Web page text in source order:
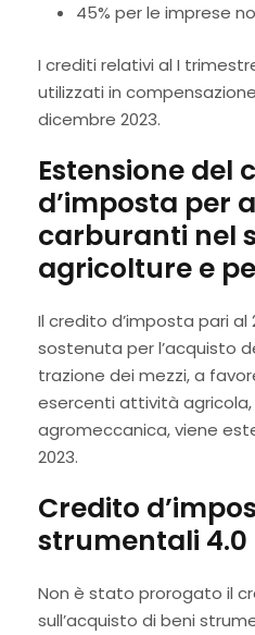
45% per le imprese
I crediti relativi al I
utilizzati in
dicembre 2023.
Estensione del
d’imposta per
carburanti nel
agricolture e
Il credito d’imposta pari al
sostenuta per l’acquisto
trazione dei mezzi, a
esercenti attività
agromeccanica, viene
2023.
Credito
strumentali 4.0
Non è stato prorogato il
sull’acquisto di beni